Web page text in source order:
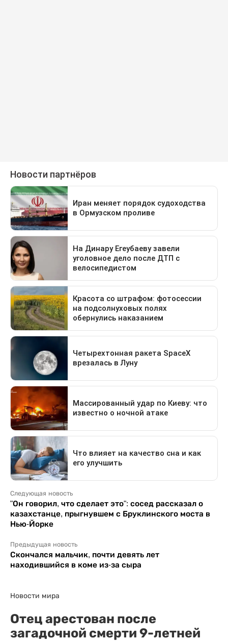
Следующая новость
"Он говорил, что сделает это": сосед рассказал о
казахстанце, прыгнувшем с Бруклинского моста в
Нью-Йорке
Предыдущая новость
Скончался мальчик, почти девять лет
находившийся в коме из-за сыра
Новости мира
Отец арестован после
загадочной смерти 9-летней